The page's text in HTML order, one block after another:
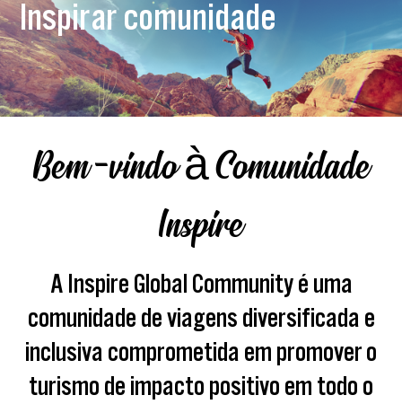
Inspirar comunidade
Bem-vindo à Comunidade
Inspire
A Inspire Global Community é uma
comunidade de viagens diversificada e
inclusiva comprometida em promover o
turismo de impacto positivo em todo o